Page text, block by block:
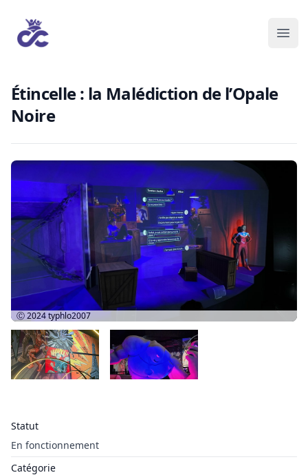
Étincelle : la Malédiction de l’Opale
Noire
Statut
En fonctionnement
Catégorie
Ⓒ 2024typhlo2007